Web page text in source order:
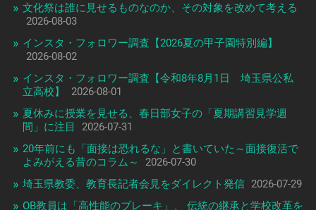
文化祭は誰に見せるものなのか、その対象を改めて考える
2026-08-03
インスタ・フォロワー調査【2026夏の甲子園特別編】
2026-08-02
インスタ・フォロワー調査【令和8年8月1日 埼玉県公私
立高校】
2026-08-01
夏休みに授業を見せる、春日部女子の「夏期講習見学週
間」に注目
2026-07-31
20年前にも「面接は恐れるな」と書いていた～面接復活で
よみがえる昔のコラム～
2026-07-30
埼玉県教委、教育長記者会見をダイレクト発信 2026-07-29
OB教員は「高性能のブレーキ」、 伝統の継承と学校改革を